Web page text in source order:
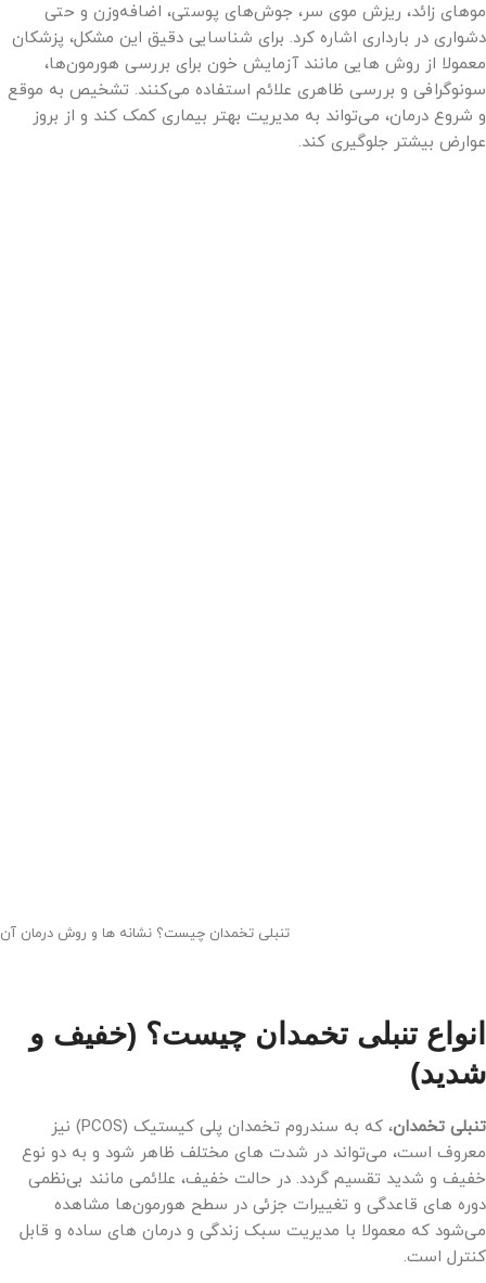
موهای زائد، ریزش موی سر، جوش‌های پوستی، اضافه‌وزن و حتی
دشواری در بارداری اشاره کرد. برای شناسایی دقیق این مشکل، پزشکان
معمولا از روش هایی مانند آزمایش خون برای بررسی هورمون‌ها،
سونوگرافی و بررسی ظاهری علائم استفاده می‌کنند. تشخیص به موقع
و شروع درمان، می‌تواند به مدیریت بهتر بیماری کمک کند و از بروز
عوارض بیشتر جلوگیری کند.
تنبلی تخمدان چیست؟ نشانه ها و روش درمان
انواع تنبلی تخمدان چیست؟ (خفیف و
شدید)
تنبلی تخمدان
، که به سندروم تخمدان پلی کیستیک (PCOS) نیز
معروف است، می‌تواند در شدت های مختلف ظاهر شود و به دو نوع
خفیف و شدید تقسیم گردد. در حالت خفیف، علائمی مانند بی‌نظمی
دوره های قاعدگی و تغییرات جزئی در سطح هورمون‌ها مشاهده
می‌شود که معمولا با مدیریت سبک زندگی و درمان های ساده و قابل
کنترل است.